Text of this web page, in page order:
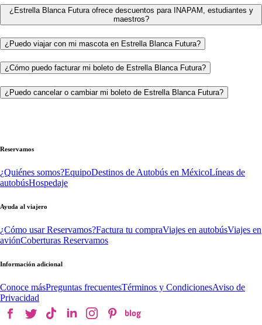
¿Estrella Blanca Futura ofrece descuentos para INAPAM, estudiantes y
maestros?
¿Puedo viajar con mi mascota en Estrella Blanca Futura?
¿Cómo puedo facturar mi boleto de Estrella Blanca Futura?
¿Puedo cancelar o cambiar mi boleto de Estrella Blanca Futura?
Reservamos
¿Quiénes somos?EquipoDestinos de Autobús en MéxicoLíneas de
autobúsHospedaje
Ayuda al viajero
¿Cómo usar Reservamos?Factura tu compraViajes en autobúsViajes en
aviónCoberturas Reservamos
Información adicional
Conoce másPreguntas frecuentesTérminos y CondicionesAviso de
Privacidad